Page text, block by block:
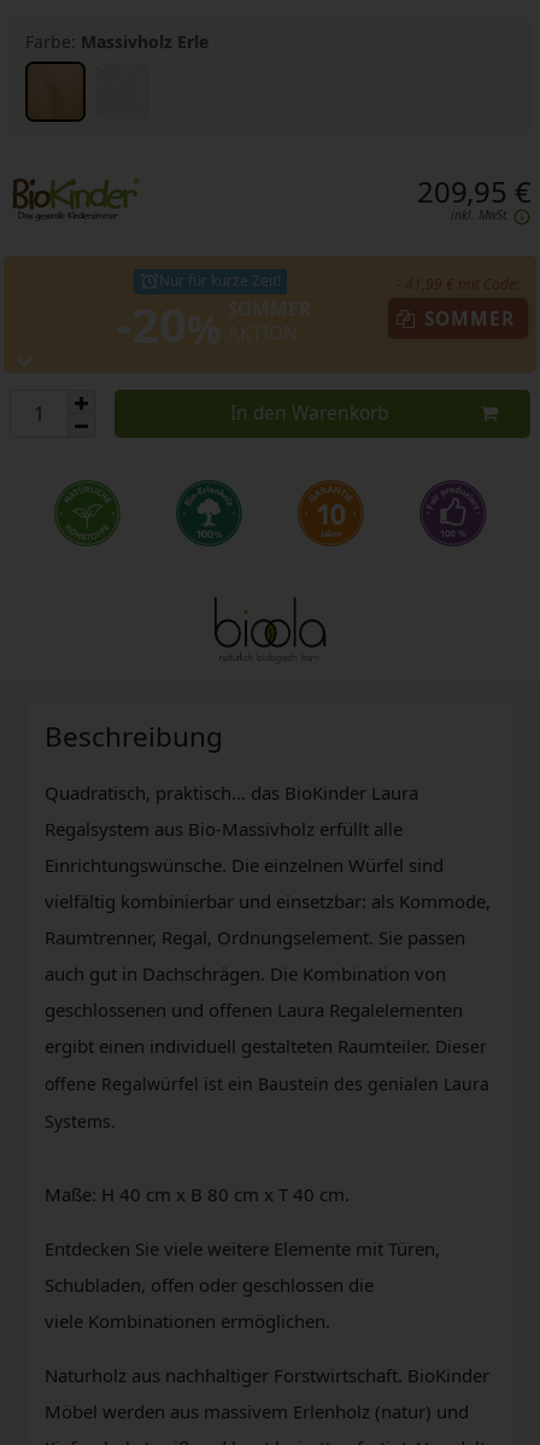
Farbe: Massivholz Erle
209,95 €
inkl. MwSt.
Nur für kurze Zeit!
SOMMER
In den Warenkorb
Beschreibung
Quadratisch, praktisch... das BioKinder Laura
Regalsystem aus Bio-Massivholz erfüllt alle
Einrichtungswünsche. Die einzelnen Würfel sind
vielfältig kombinierbar und einsetzbar: als Kommode,
Raumtrenner, Regal, Ordnungselement. Sie passen
auch gut in Dachschrägen. Die Kombination von
geschlossenen und offenen Laura Regalelementen
ergibt einen individuell gestalteten Raumteiler. Dieser
offene Regalwürfel ist ein Baustein des genialen Laura
Systems.
Maße: H 40 cm x B 80 cm x T 40 cm.
Entdecken Sie viele weitere Elemente mit Türen,
Schubladen, offen oder geschlossen die
viele Kombinationen ermöglichen.
Naturholz aus nachhaltiger Forstwirtschaft. BioKinder
Möbel werden aus massivem Erlenholz (natur) und